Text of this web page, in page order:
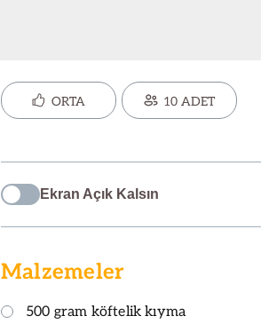
ORTA 10 ADET
Ekran Açık Kalsın
Malzemeler
500 gram köftelik kıyma